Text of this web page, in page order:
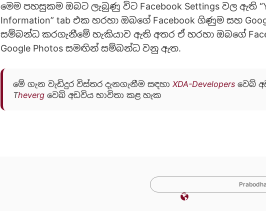
මෙම පහසුකම ඔබට ලැබුණු විට Facebook Settings වල ඇති
Information” tab එක හරහා ඔබගේ Facebook ගිණුම සහ
සම්බන්ධ කරගැනීමේ හැකියාව ඇති අතර ඒ හරහා ඔබගේ
Google Photos සමඟින් සම්බන්ධ වනු ඇත.
මේ ගැන වැඩිදුර විස්තර දැනගැනීම සඳහා XDA-Developers වෙබ්
Theverg වෙබ් අඩවිය භාවිතා කළ හැක